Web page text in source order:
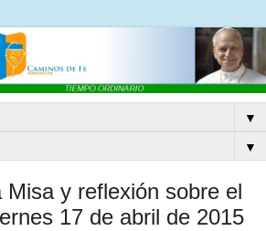
▼
▼
Misa y reflexión sobre el
17 de abril de 2015